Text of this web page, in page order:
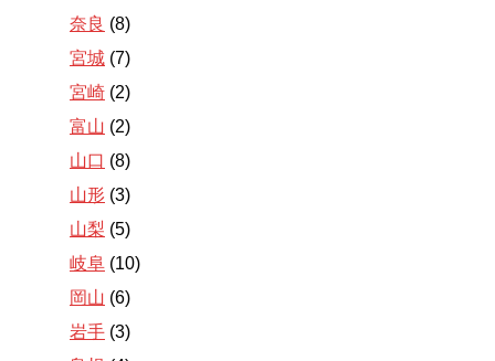
奈良 (8)
宮城 (7)
宮崎 (2)
富山 (2)
山口 (8)
山形 (3)
山梨 (5)
岐阜 (10)
岡山 (6)
岩手 (3)